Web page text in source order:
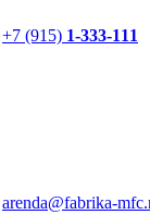
+7 (915) 1-333-111
arenda@fabrika-